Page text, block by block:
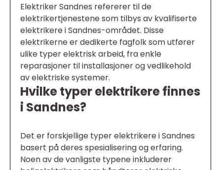
Elektriker Sandnes refererer til de
elektrikertjenestene som tilbys av kvalifiserte
elektrikere i Sandnes-området. Disse
elektrikerne er dedikerte fagfolk som utfører
ulike typer elektrisk arbeid, fra enkle
reparasjoner til installasjoner og vedlikehold
av elektriske systemer.
Hvilke typer elektrikere finnes
i Sandnes?
Det er forskjellige typer elektrikere i Sandnes
basert på deres spesialisering og erfaring.
Noen av de vanligste typene inkluderer